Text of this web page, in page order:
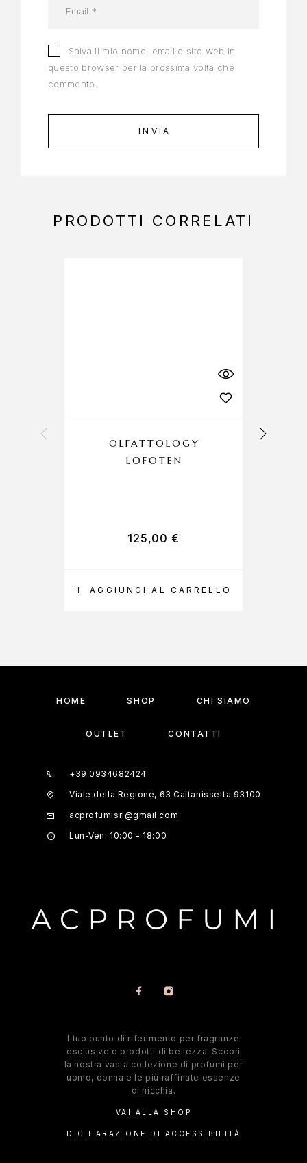
Salva il mio nome, email e sito web in
questo browser per la prossima volta che
commento.
PRODOTTI CORRELATI
AGGIUNGI AL CARRELLO
OLFATTOLOGY
LOFOTEN
125,00 €
HOME SHOP CHI SIAMO
OUTLET CONTATTI
+39 0934682424
Viale della Regione, 63 Caltanissetta 93100
acprofumisrl@gmail.com
Lun-Ven: 10:00 - 18:00
l tuo punto di riferimento per fragranze
esclusive e prodotti di bellezza. Scopri
la nostra vasta collezione di profumi per
uomo, donna e le più raffinate essenze
di nicchia.
VAI ALLA SHOP
DICHIARAZIONE DI ACCESSIBILITÀ